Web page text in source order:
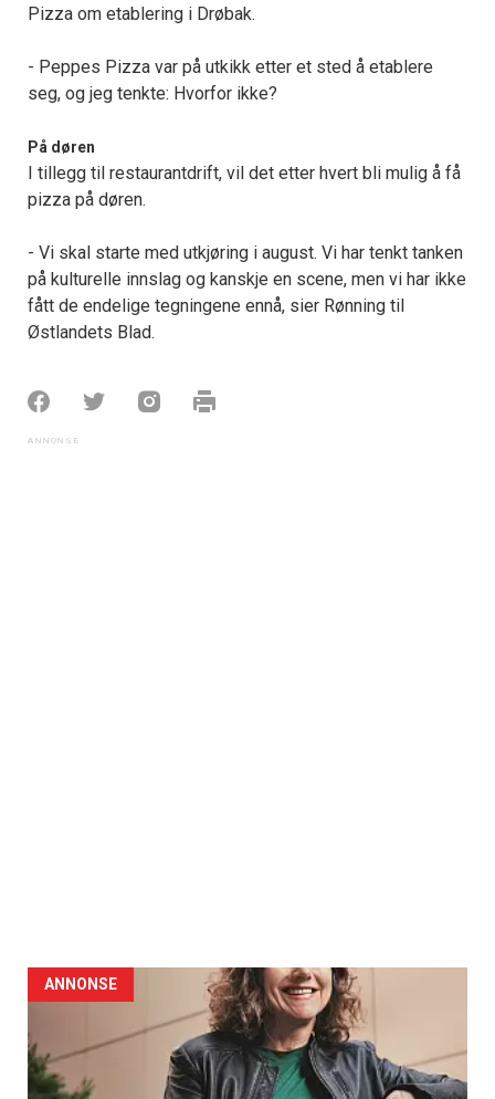
Pizza om etablering i Drøbak.
- Peppes Pizza var på utkikk etter et sted å etablere
seg, og jeg tenkte: Hvorfor ikke?
På døren
I tillegg til restaurantdrift, vil det etter hvert bli mulig å få
pizza på døren.
- Vi skal starte med utkjøring i august. Vi har tenkt tanken
på kulturelle innslag og kanskje en scene, men vi har ikke
fått de endelige tegningene ennå, sier Rønning til
Østlandets Blad.
ANNONSE